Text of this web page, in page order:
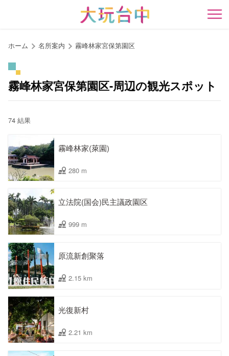
開
ホーム 名所案内 霧峰林家宮保第園区
霧峰林家宮保第園区-周辺の観光スポット
74 結果
霧峰林家(萊園)
280 m
立法院(国会)民主議政園区
999 m
原流新創聚落
2.15 km
光復新村
2.21 km